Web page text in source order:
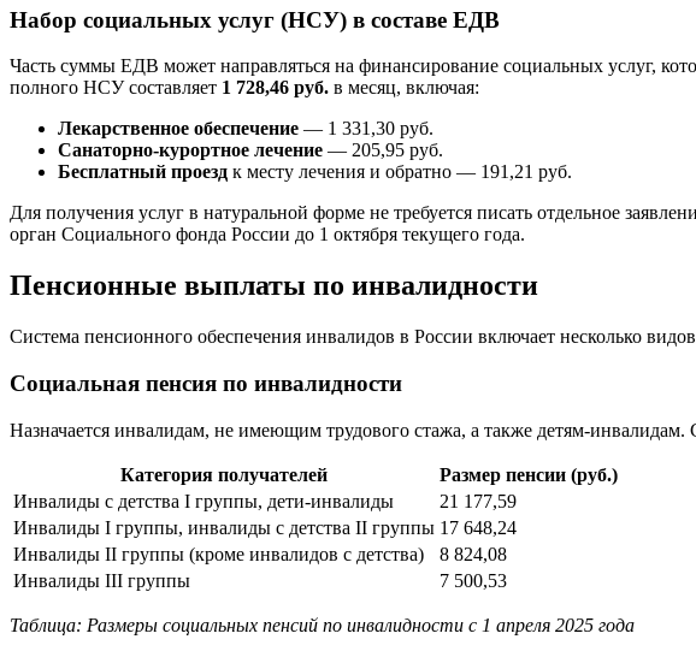
Набор социальных услуг (НСУ) в составе ЕДВ
Часть суммы ЕДВ может направляться на финансирование социальных услуг,
полного НСУ составляет 1 728,46 руб. в месяц, включая:
Лекарственное обеспечение — 1 331,30 руб.
Санаторно-курортное лечение — 205,95 руб.
Бесплатный проезд к месту лечения и обратно — 191,21 руб.
Для получения услуг в натуральной форме не требуется писать отдельное
орган Социального фонда России до 1 октября текущего года.
Пенсионные выплаты по инвалидности
Система пенсионного обеспечения инвалидов в России включает несколько
Социальная пенсия по инвалидности
Назначается инвалидам, не имеющим трудового стажа, а также детям-
Категория получателей
Размер пенсии (руб.)
Инвалиды с детства I группы, дети-инвалиды
21 177,59
Инвалиды I группы, инвалиды с детства II группы 17 648,24
Инвалиды II группы (кроме инвалидов с детства)
8 824,08
Инвалиды III группы
7 500,53
Таблица: Размеры социальных пенсий по инвалидности с 1 апреля 2025 года